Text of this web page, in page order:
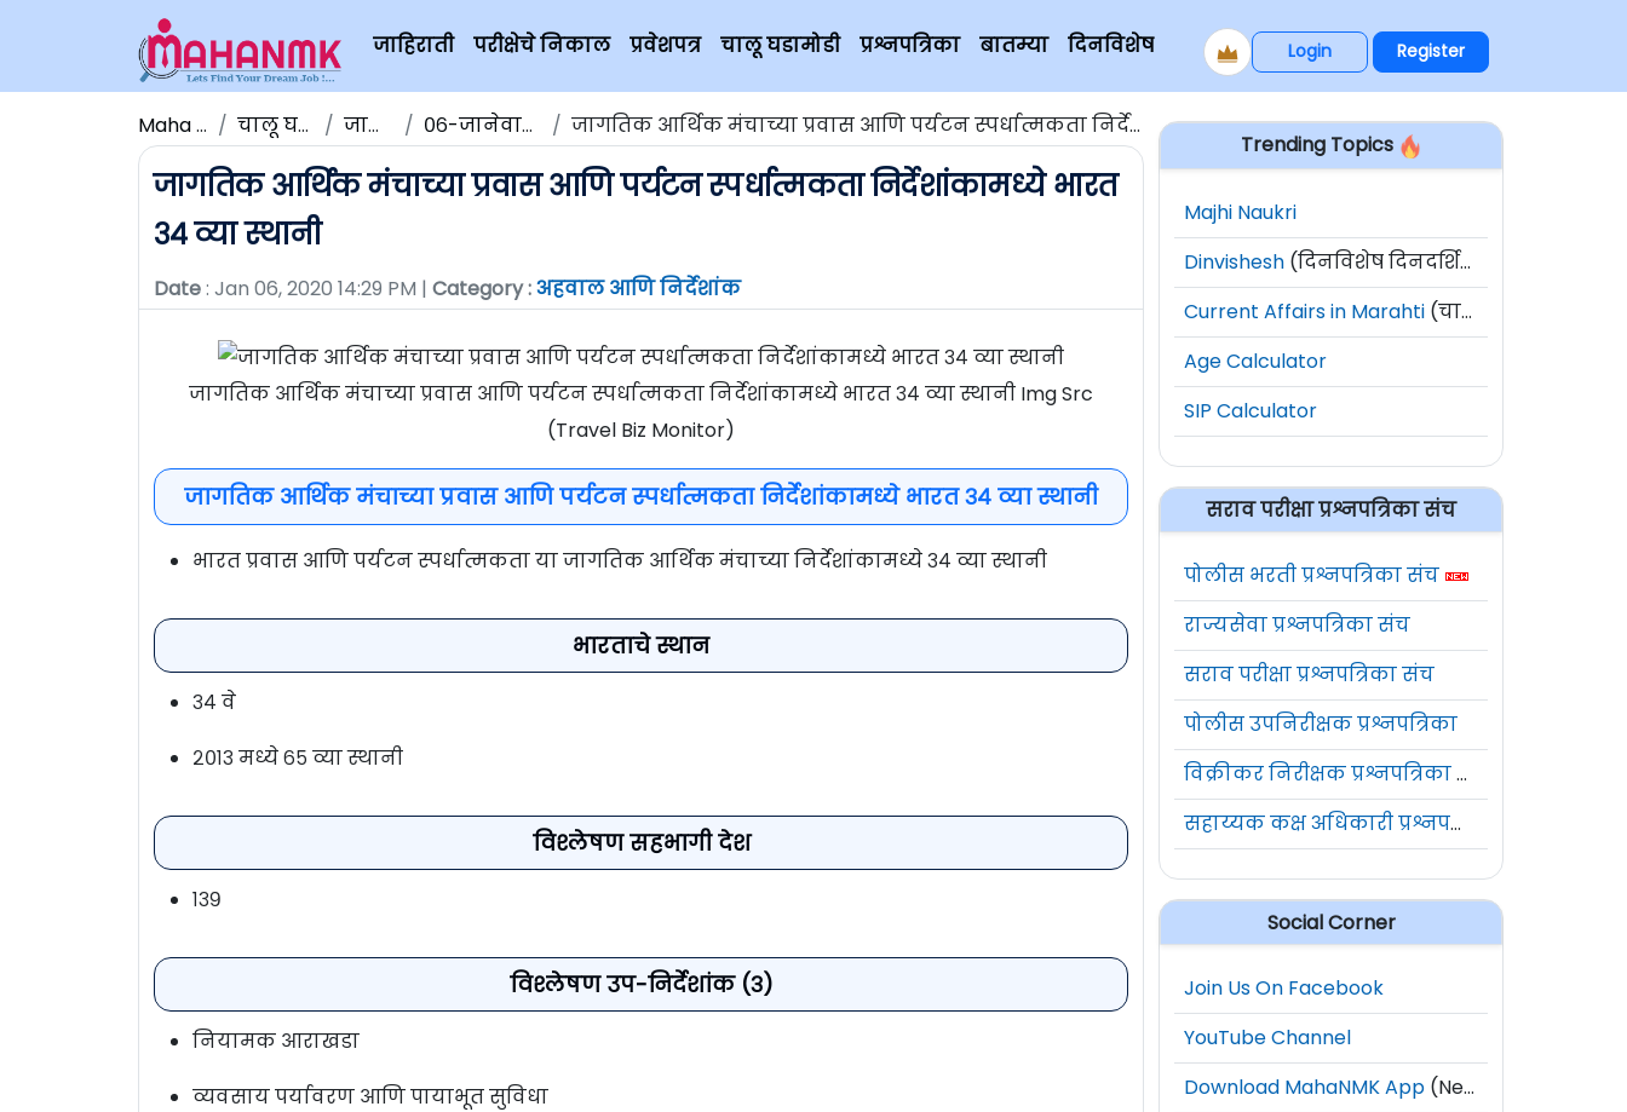
जाहिराती परीक्षेचे निकाल प्रवेशपत्र चालू घडामोडी प्रश्नपत्रिका बातम्या दिनविशेष Login Register
Maha NMK चालू घडामोडी जानेवारी ०६-जानेवारी -२०२० जागतिक आर्थिक मंचाच्या प्रवास आणि पर्यटन स्पर्धात्मकता निर्देशांकामध्ये भारत ३४ व्या स्थानी
जागतिक आर्थिक मंचाच्या प्रवास आणि पर्यटन स्पर्धात्मकता निर्देशांकामध्ये भारत
३४ व्या स्थानी
Date: Jan 06, 2020 14:29 PM | Category :अहवाल आणि निर्देशांक
जागतिक आर्थिक मंचाच्या प्रवास आणि पर्यटन स्पर्धात्मकता निर्देशांकामध्ये भारत ३४ व्या स्थानी Img Src
(Travel Biz Monitor)
जागतिक आर्थिक मंचाच्या प्रवास आणि पर्यटन स्पर्धात्मकता निर्देशांकामध्ये भारत ३४ व्या स्थानी
भारत प्रवास आणि पर्यटन स्पर्धात्मकता या जागतिक आर्थिक मंचाच्या निर्देशांकामध्ये ३४ व्या स्थानी
भारताचे स्थान
३४ वे
२०१३ मध्ये ६५ व्या स्थानी
विश्लेषण सहभागी देश
१३९
विश्लेषण उप-निर्देशांक (३)
नियामक आराखडा
व्यवसाय पर्यावरण आणि पायाभूत सुविधा
Trending Topics
Majhi Naukri
Dinvishesh (दिनविशेष दिनदर्शिका)
Current Affairs in Marahti (चालू घडामोडी)
Age Calculator
SIP Calculator
सराव परीक्षा प्रश्नपत्रिका संच
पोलीस भरती प्रश्नपत्रिका संच
राज्यसेवा प्रश्नपत्रिका संच
सराव परीक्षा प्रश्नपत्रिका संच
पोलीस उपनिरीक्षक प्रश्नपत्रिका
विक्रीकर निरीक्षक प्रश्नपत्रिका संच
सहाय्यक कक्ष अधिकारी प्रश्नपत्रिका संच
Social Corner
Join Us On Facebook
YouTube Channel
Download MahaNMK App (New)